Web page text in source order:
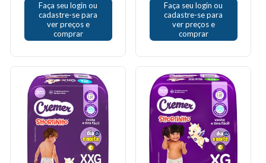
Faça seu login ou
cadastre-se para
ver preços e
comprar
Faça seu login ou
cadastre-se para
ver preços e
comprar